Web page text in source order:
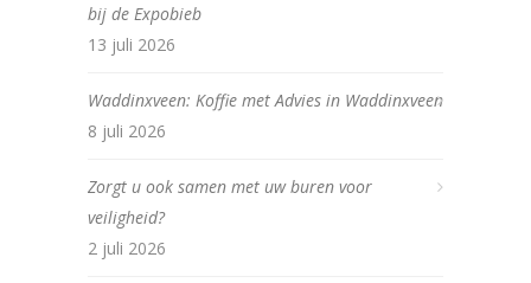
bij de Expobieb
13 juli 2026
Waddinxveen: Koffie met Advies in Waddinxveen
8 juli 2026
Zorgt u ook samen met uw buren voor
veiligheid?
2 juli 2026